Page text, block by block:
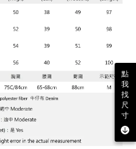
點
我
找
尺
寸